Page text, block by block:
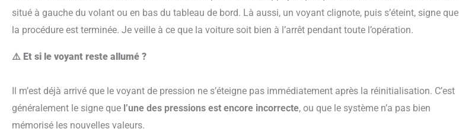
situé à gauche du volant ou en bas du tableau de bord. Là aussi, un voyant clignote, puis s’éteint, signe que
la procédure est terminée. Je veille à ce que la voiture soit bien à l’arrêt pendant toute l’opération.
⚠️ Et si le voyant reste allumé ?
généralement le signe que l’une des pressions est encore incorrecte, ou que le système n’a pas bien
mémorisé les nouvelles valeurs.